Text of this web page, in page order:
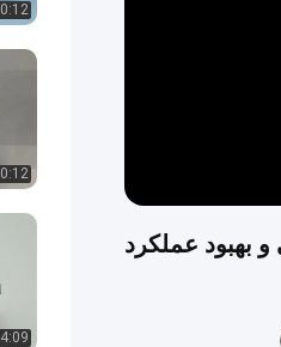
بهبود عملکرد